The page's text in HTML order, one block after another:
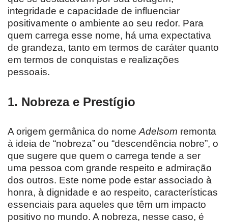
integridade e capacidade de influenciar
positivamente o ambiente ao seu redor. Para
quem carrega esse nome, há uma expectativa
de grandeza, tanto em termos de caráter quanto
em termos de conquistas e realizações
pessoais.
1. Nobreza e Prestígio
A origem germânica do nome Adelsom remonta
à ideia de “nobreza” ou “descendência nobre”, o
que sugere que quem o carrega tende a ser
uma pessoa com grande respeito e admiração
dos outros. Este nome pode estar associado à
honra, à dignidade e ao respeito, características
essenciais para aqueles que têm um impacto
positivo no mundo. A nobreza, nesse caso, é